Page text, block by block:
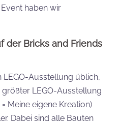
haben wir
der Bricks and Friends
LEGO-Ausstellung üblich,
LEGO-Ausstellung
Meine eigene Kreation)
Dabei sind alle Bauten